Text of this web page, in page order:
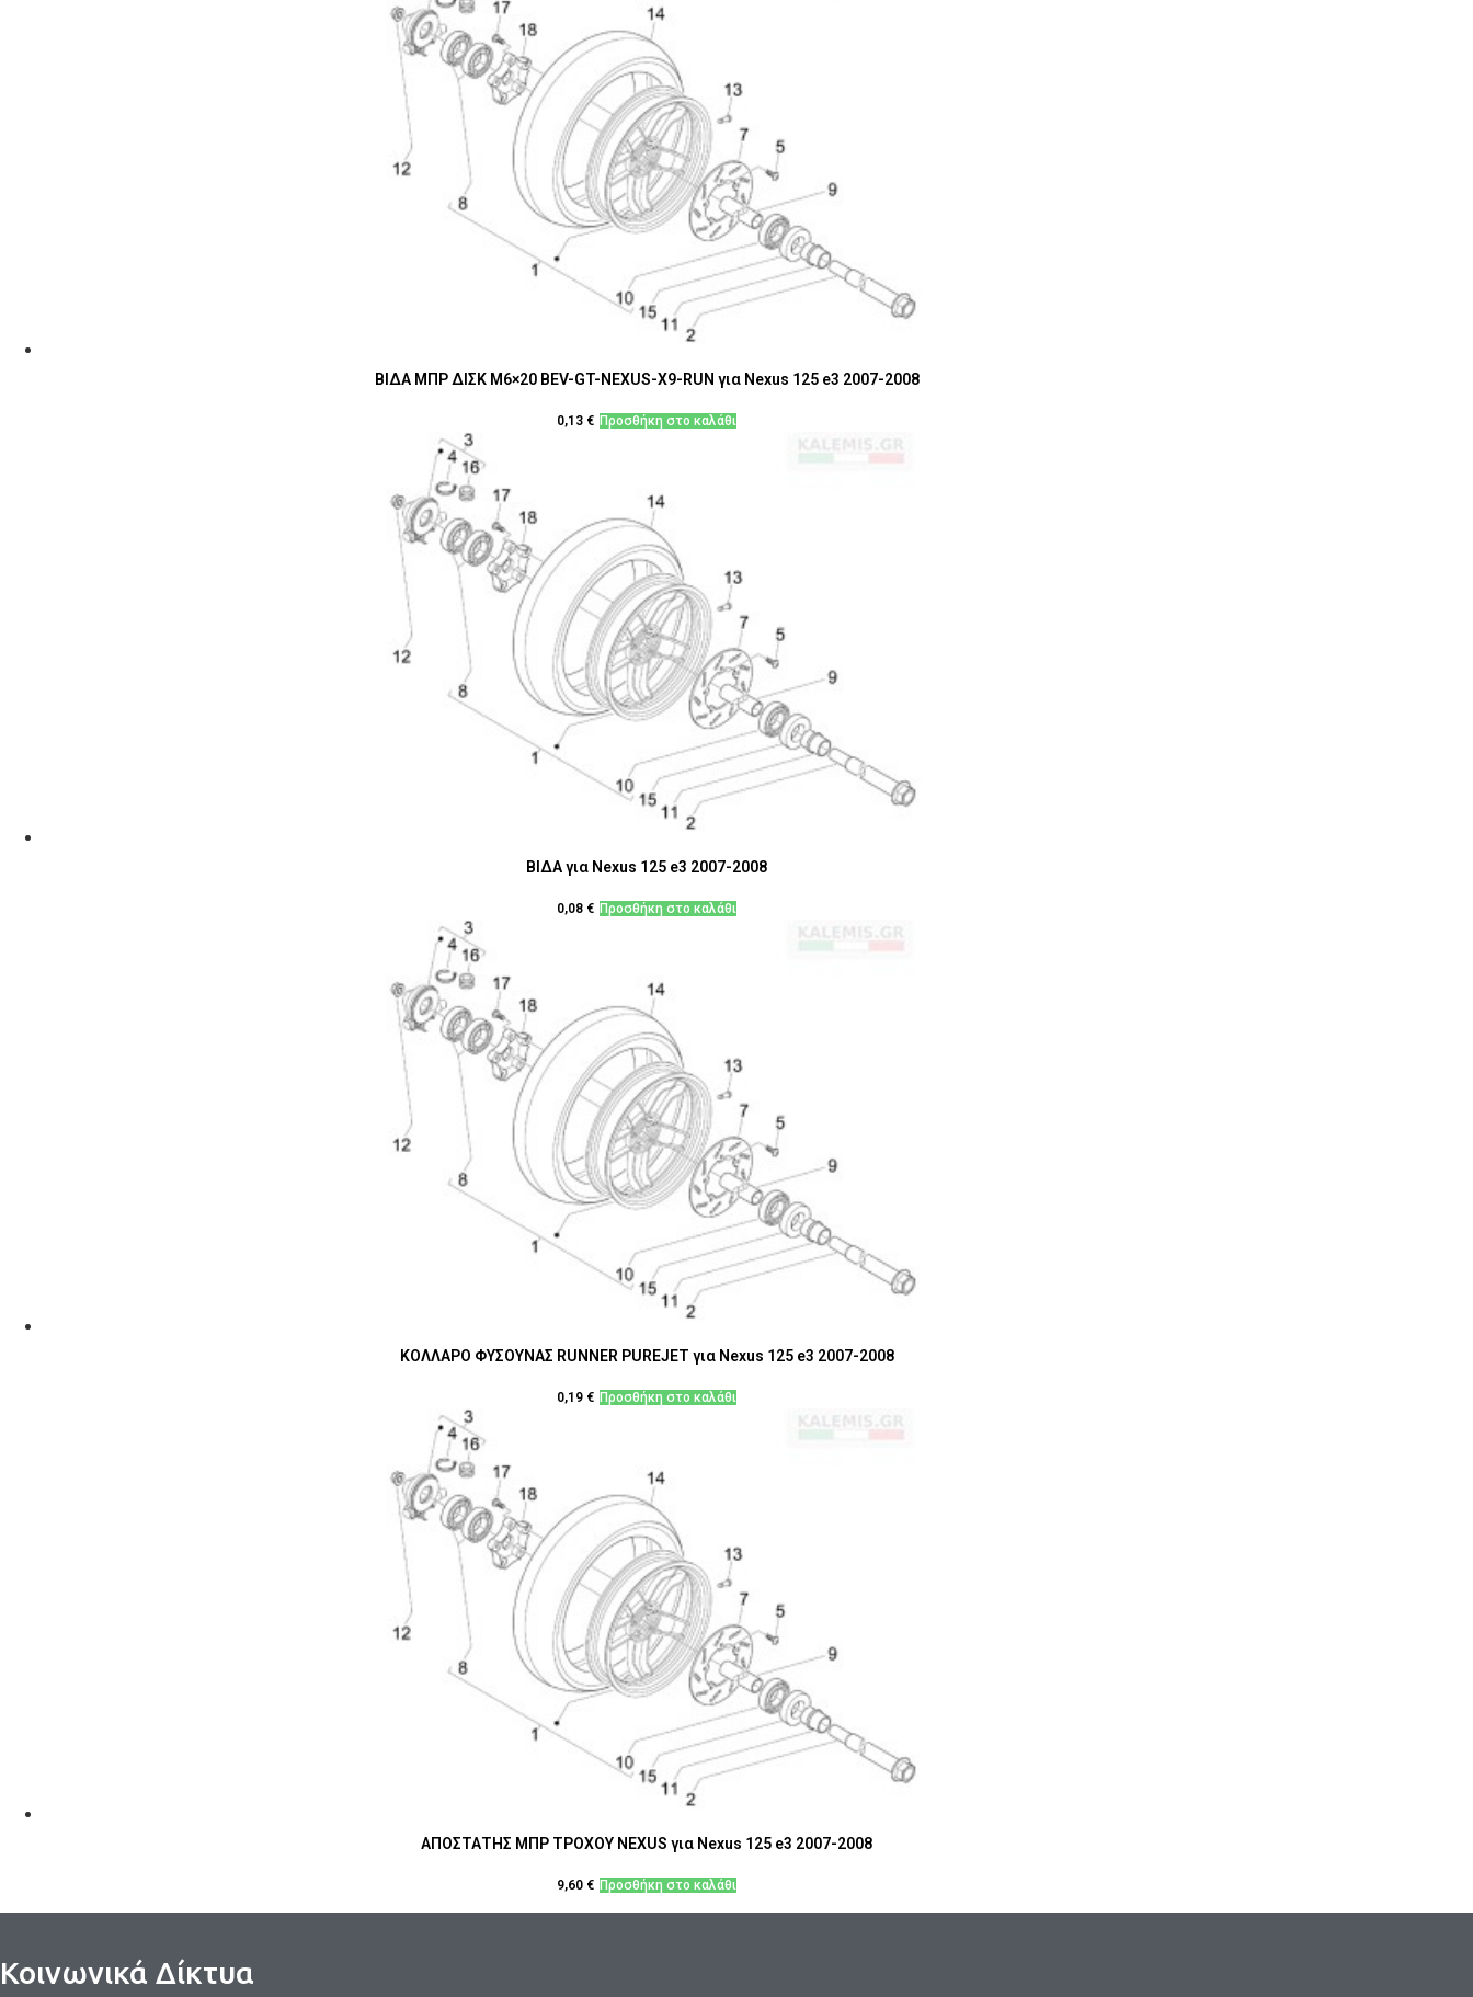
ΒΙΔΑ ΜΠΡ ΔΙΣΚ Μ6×20 BEV-GT-NEXUS-X9-RUN για Nexus 125 e3 2007-2008
0,13 € Προσθήκη στο καλάθι
ΒΙΔΑ για Nexus 125 e3 2007-2008
0,08 € Προσθήκη στο καλάθι
ΚΟΛΛΑΡΟ ΦΥΣΟΥΝΑΣ RUNNER PUREJET για Nexus 125 e3 2007-2008
0,19 € Προσθήκη στο καλάθι
ΑΠΟΣΤΑΤΗΣ ΜΠΡ ΤΡΟΧΟΥ NEXUS για Nexus 125 e3 2007-2008
9,60 € Προσθήκη στο καλάθι
Κοινωνικά Δίκτυα